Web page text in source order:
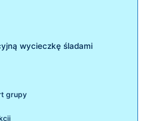
wycieczkę śladami
grupy